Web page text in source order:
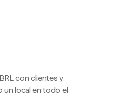
con clientes y
un local en todo el